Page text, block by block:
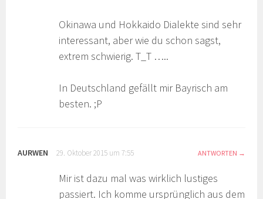
Okinawa und Hokkaido Dialekte sind sehr
interessant, aber wie du schon sagst,
extrem schwierig. T_T …..
In Deutschland gefällt mir Bayrisch am
besten. ;P
AURWEN 29. Oktober 2015 um 7:55 ANTWORTEN
Mir ist dazu mal was wirklich lustiges
passiert. Ich komme ursprünglich aus dem